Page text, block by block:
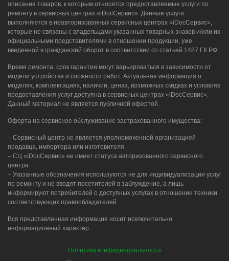
описания товаров, к которым относятся предоставляемые услуги по
ремонту в сервисных центрах «iDocСервис». Данные услуги
выполняются в неавторизованных сервисных центрах «iDocСервис»,
которые не связаны с владельцами указанных товарных знаков и/или их
официальными представителями в отношении продукции, уже
введенной в гражданский оборот в соответствии со статьей 1487 ГК РФ.
Время ремонта, срок гарантии могут варьироваться в зависимости от
модели устройства и сложности работ. Актуальная информация о
моделях, комплектациях, наличии, ценах, возможных скидках и условиях
предоставления услуг доступна в сервисных центрах «iDocСервис».
Данный материал не является публичной офертой.
Оферта на сервисное обслуживание застрахованного имущества:
– Сервисный центр не является уполномоченной организацией
продавца, импортера или изготовителя.
– СЦ «iDocСервис» не имеет статуса авторизованного сервисного
центра.
– Указанные обозначения используются не для индивидуализации услуг
по ремонту и не вводят посетителей в заблуждение, а лишь
информируют потребителей о доступных услугах в отношении техники
соответствующих правообладателей.
Вся представленная информация носит исключительно
информационный характер.
Политика конфиденциальности